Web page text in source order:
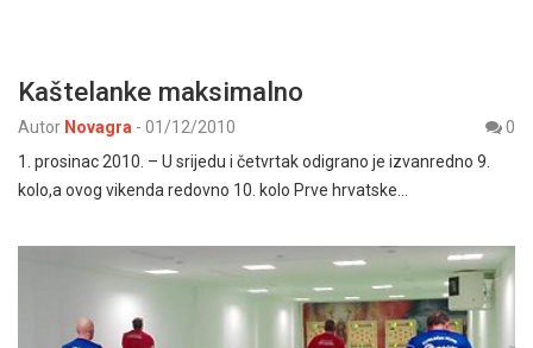
Kaštelanke maksimalno
Autor Novagra - 01/12/2010
0
1. prosinac 2010. – U srijedu i četvrtak odigrano je izvanredno 9.
kolo,a ovog vikenda redovno 10. kolo Prve hrvatske…